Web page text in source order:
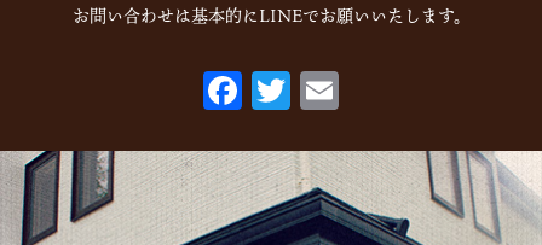
お問い合わせは基本的にLINEでお願いいたします。
F
ac
eb
o
T
w
itt
er
ai
l